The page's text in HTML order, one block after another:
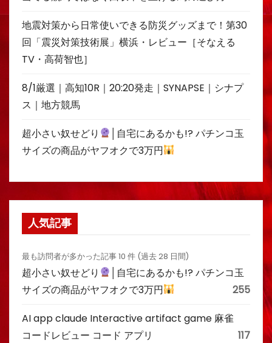
地震対策から日常使いできる防災グッズまで！第30
回「震災対策技術展」横浜・レビュー［そなえる
TV・高荷智也］
8/1厳選｜高知10R｜20:20発走｜SYNAPSE｜シナプ
ス｜地方競馬
超小さい奴せどり
│自宅にあるかも!? パチンコ玉
サイズの商品がヤフオクで3万円
人気記事
最も訪問者が多かった記事 10 件 (過去 28 日間)
超小さい奴せどり
│自宅にあるかも!? パチンコ玉
サイズの商品がヤフオクで3万円
255
AI app claude Interactive artifact game 麻雀
コードレビュー コード アプリ
117